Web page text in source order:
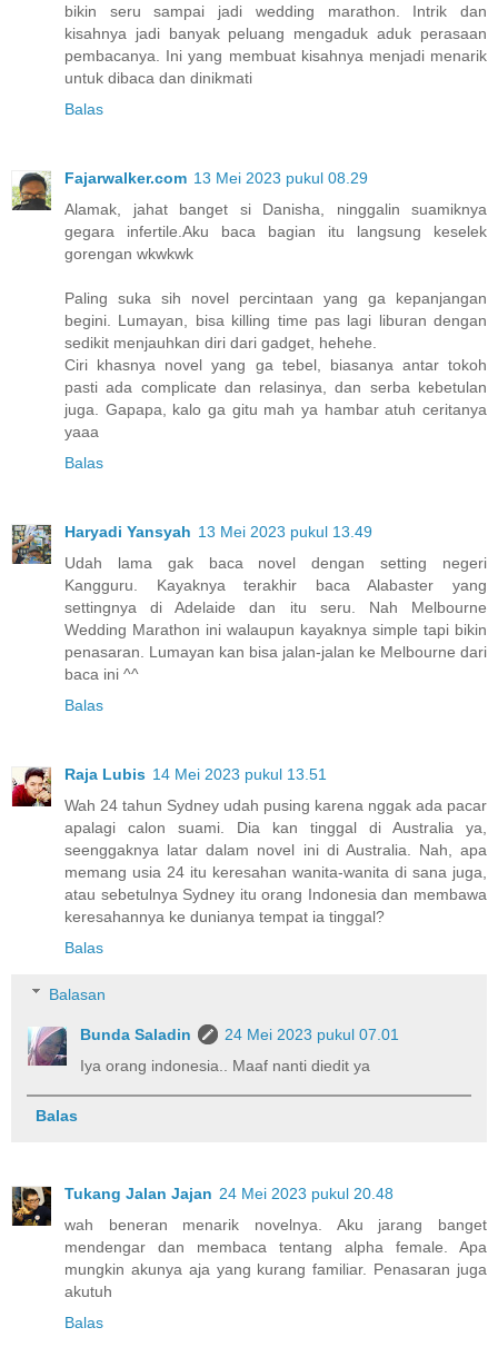
bikin seru sampai jadi wedding marathon. Intrik dan
kisahnya jadi banyak peluang mengaduk aduk perasaan
pembacanya. Ini yang membuat kisahnya menjadi menarik
untuk dibaca dan dinikmati
Balas
Fajarwalker.com 13 Mei 2023 pukul 08.29
Alamak, jahat banget si Danisha, ninggalin suamiknya
gegara infertile.Aku baca bagian itu langsung keselek
gorengan wkwkwk
Paling suka sih novel percintaan yang ga kepanjangan
begini. Lumayan, bisa killing time pas lagi liburan dengan
sedikit menjauhkan diri dari gadget, hehehe.
Ciri khasnya novel yang ga tebel, biasanya antar tokoh
pasti ada complicate dan relasinya, dan serba kebetulan
juga. Gapapa, kalo ga gitu mah ya hambar atuh ceritanya
yaaa
Balas
Haryadi Yansyah 13 Mei 2023 pukul 13.49
Udah lama gak baca novel dengan setting negeri
Kangguru. Kayaknya terakhir baca Alabaster yang
settingnya di Adelaide dan itu seru. Nah Melbourne
Wedding Marathon ini walaupun kayaknya simple tapi bikin
penasaran. Lumayan kan bisa jalan-jalan ke Melbourne dari
baca ini ^^
Balas
Raja Lubis 14 Mei 2023 pukul 13.51
Wah 24 tahun Sydney udah pusing karena nggak ada pacar
apalagi calon suami. Dia kan tinggal di Australia ya,
seenggaknya latar dalam novel ini di Australia. Nah, apa
memang usia 24 itu keresahan wanita-wanita di sana juga,
atau sebetulnya Sydney itu orang Indonesia dan membawa
keresahannya ke dunianya tempat ia tinggal?
Balas
Balasan
Bunda Saladin
24 Mei 2023 pukul 07.01
Iya orang indonesia.. Maaf nanti diedit ya
Balas
Tukang Jalan Jajan 24 Mei 2023 pukul 20.48
wah beneran menarik novelnya. Aku jarang banget
mendengar dan membaca tentang alpha female. Apa
mungkin akunya aja yang kurang familiar. Penasaran juga
akutuh
Balas